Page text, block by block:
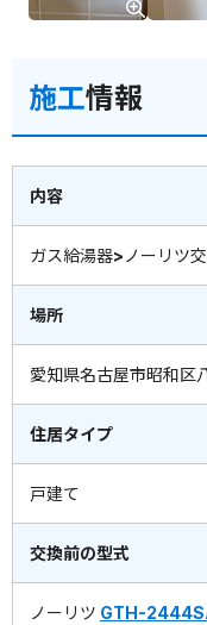
施工情報
内容
ガス給湯器>ノーリツ
場所
愛知県名古屋市昭和区
住居タイプ
戸建て
交換前の型式
ノーリツ GTH-